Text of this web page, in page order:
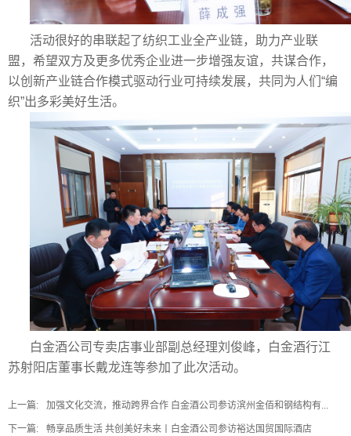
活动很好的串联起了纺织工业全产业链，助力产业联
盟，希望双方及更多优秀企业进一步增强友谊，共谋合作，
以创新产业链合作模式驱动行业可持续发展，共同为人们“编
织”出多彩美好生活。
白金酒公司专卖店事业部副总经理刘俊峰，白金酒行江
苏射阳店董事长戴龙连等参加了此次活动。
上一篇: 加强文化交流，推动跨界合作 白金酒公司参访滨州金佰和钢结构有...
下一篇: 畅享品质生活 共创美好未来丨白金酒公司参访裕达国贸国际酒店